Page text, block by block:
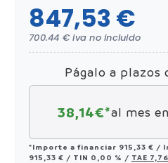
847,53 €
700.44 € iva no incluido
Págalo a plazos
38,14€*al mes en
*Importe a financiar 915,33 € /
915,33 € / TIN 0,00 % / TAE